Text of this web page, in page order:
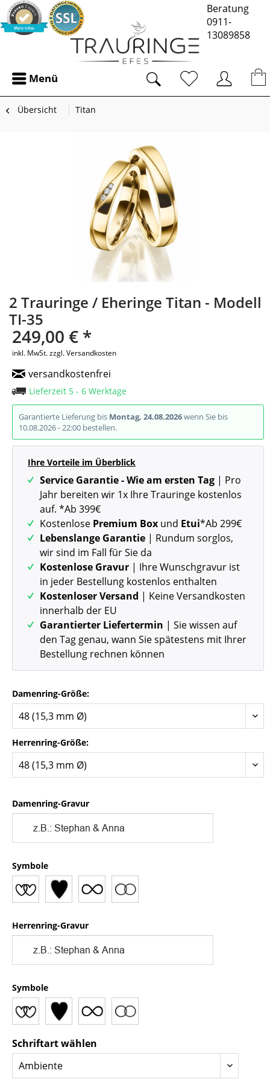
Beratung
0911-
13089858
Menü
Übersicht Titan
2 Trauringe / Eheringe Titan - Modell
TI-35
249,00 € *
inkl. MwSt.zzgl. Versandkosten
versandkostenfrei
Lieferzeit 5 - 6 Werktage
Garantierte Lieferung bis Montag, 24.08.2026wenn Sie bis
10.08.2026 - 22:00 bestellen.
Ihre Vorteile im Überblick
Service Garantie - Wie am ersten Tag | Pro
Jahr bereiten wir 1x Ihre Trauringe kostenlos
auf. *Ab 399€
Kostenlose Premium Box und Etui*Ab 299€
Lebenslange Garantie | Rundum sorglos,
wir sind im Fall für Sie da
Kostenlose Gravur | Ihre Wunschgravur ist
in jeder Bestellung kostenlos enthalten
Kostenloser Versand | Keine Versandkosten
innerhalb der EU
Garantierter Liefertermin | Sie wissen auf
den Tag genau, wann Sie spätestens mit Ihrer
Bestellung rechnen können
Damenring-Größe:
Herrenring-Größe:
Damenring-Gravur
Symbole
Herrenring-Gravur
Symbole
Schriftart wählen